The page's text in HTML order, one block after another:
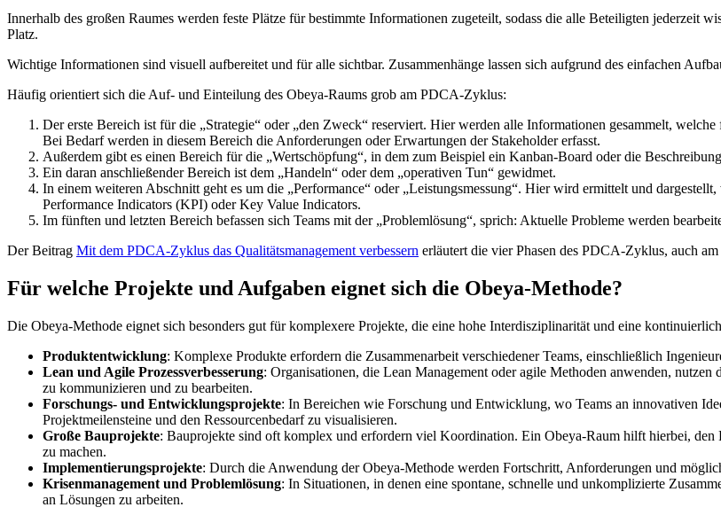
Innerhalb des großen Raumes werden feste Plätze für bestimmte Informationen zugeteilt, sodass die alle Beteiligten jederzeit
Platz.
Wichtige Informationen sind visuell aufbereitet und für alle sichtbar. Zusammenhänge lassen sich aufgrund des einfachen
Häufig orientiert sich die Auf- und Einteilung des Obeya-Raums grob am PDCA-Zyklus:
Der erste Bereich ist für die „Strategie“ oder „den Zweck“ reserviert. Hier werden alle Informationen gesammelt,
Bei Bedarf werden in diesem Bereich die Anforderungen oder Erwartungen der Stakeholder erfasst.
Außerdem gibt es einen Bereich für die „Wertschöpfung“, in dem zum Beispiel ein Kanban-Board oder die
Ein daran anschließender Bereich ist dem „Handeln“ oder dem „operativen Tun“ gewidmet.
In einem weiteren Abschnitt geht es um die „Performance“ oder „Leistungsmessung“. Hier wird ermittelt und
Performance Indicators (KPI) oder Key Value Indicators.
Im fünften und letzten Bereich befassen sich Teams mit der „Problemlösung“, sprich: Aktuelle Probleme werden
Der Beitrag Mit dem PDCA-Zyklus das Qualitätsmanagement verbessern erläutert die vier Phasen des PDCA-Zyklus, auch
Für welche Projekte und Aufgaben eignet sich die Obeya-Methode?
Die Obeya-Methode eignet sich besonders gut für komplexere Projekte, die eine hohe Interdisziplinarität und eine
Produktentwicklung: Komplexe Produkte erfordern die Zusammenarbeit verschiedener Teams, einschließlich
Lean und Agile Prozessverbesserung: Organisationen, die Lean Management oder agile Methoden anwenden,
zu kommunizieren und zu bearbeiten.
Forschungs- und Entwicklungsprojekte: In Bereichen wie Forschung und Entwicklung, wo Teams an innovativen
Projektmeilensteine und den Ressourcenbedarf zu visualisieren.
Große Bauprojekte: Bauprojekte sind oft komplex und erfordern viel Koordination. Ein Obeya-Raum hilft hierbei, den
zu machen.
Implementierungsprojekte: Durch die Anwendung der Obeya-Methode werden Fortschritt, Anforderungen und
Krisenmanagement und Problemlösung: In Situationen, in denen eine spontane, schnelle und unkomplizierte
an Lösungen zu arbeiten.